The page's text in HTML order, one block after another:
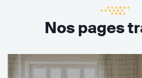
Nos pages